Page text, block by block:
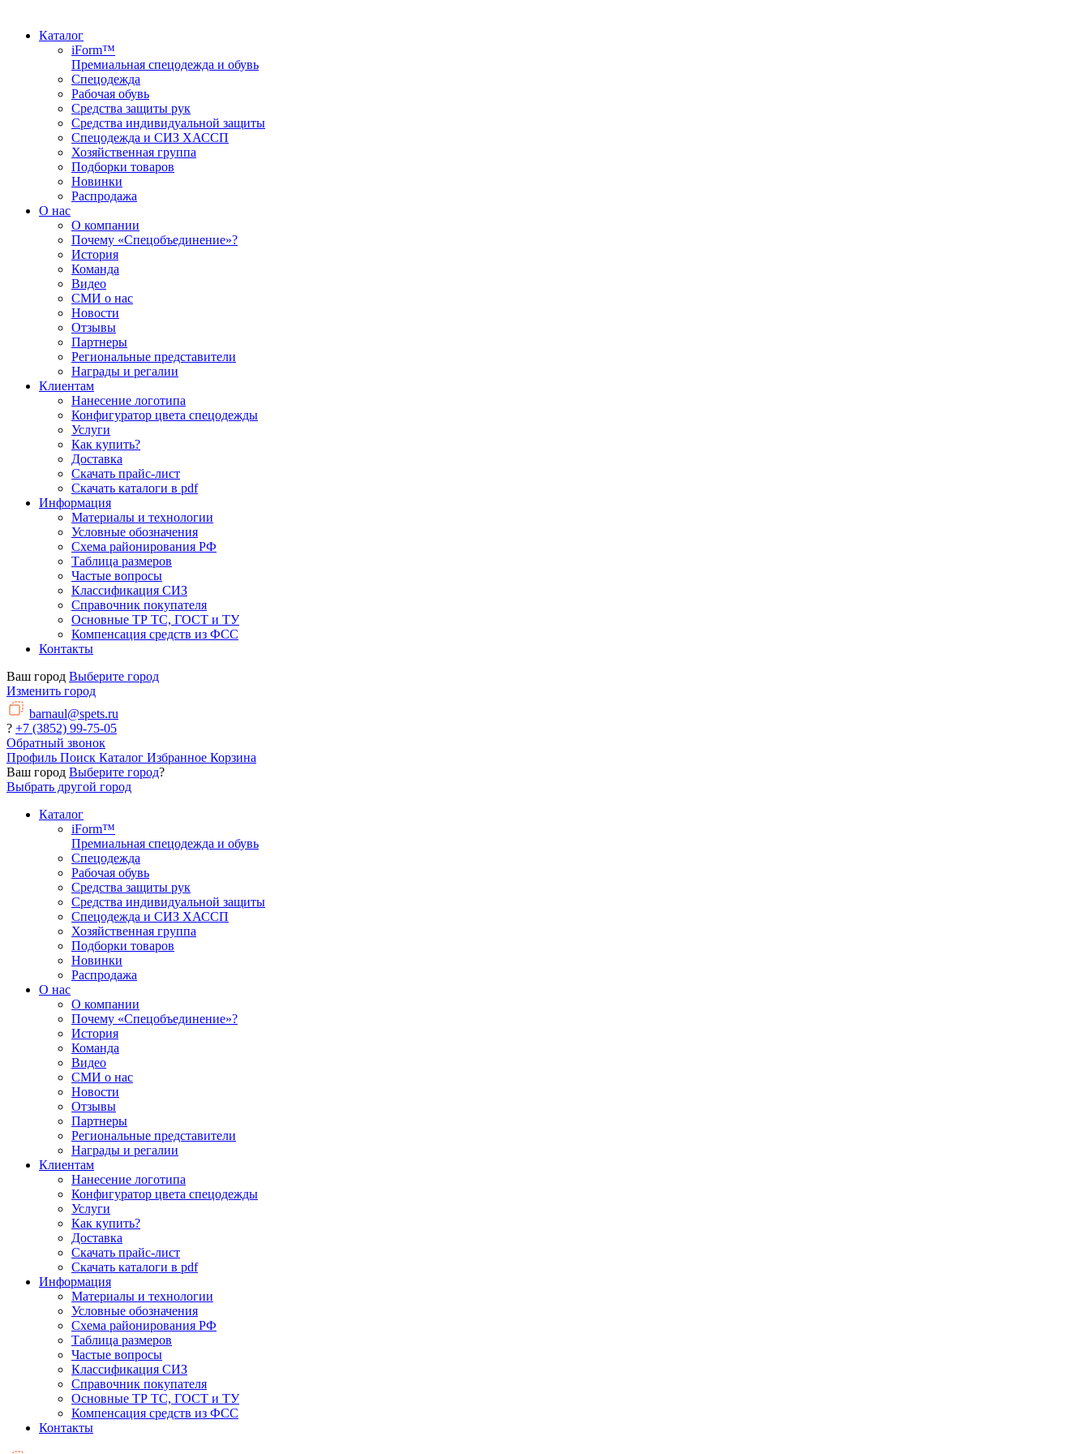
Каталог
iForm™
Премиальная спецодежда и обувь
Спецодежда
Рабочая обувь
Средства защиты рук
Средства индивидуальной защиты
Спецодежда и СИЗ ХАССП
Хозяйственная группа
Подборки товаров
Новинки
Распродажа
О нас
О компании
Почему «Спецобъединение»?
История
Команда
Видео
СМИ о нас
Новости
Отзывы
Партнеры
Региональные представители
Награды и регалии
Клиентам
Нанесение логотипа
Конфигуратор цвета спецодежды
Услуги
Как купить?
Доставка
Скачать прайс-лист
Скачать каталоги в pdf
Информация
Материалы и технологии
Условные обозначения
Схема районирования РФ
Таблица размеров
Частые вопросы
Классификация СИЗ
Справочник покупателя
Основные ТР ТС, ГОСТ и ТУ
Компенсация средств из ФСС
Контакты
Ваш город Выберите город
Изменить город
barnaul@spets.ru
? +7 (3852) 99-75-05
Обратный звонок
Профиль Поиск Каталог Избранное Корзина
Ваш город Выберите город?
Выбрать другой город
Каталог
iForm™
Премиальная спецодежда и обувь
Спецодежда
Рабочая обувь
Средства защиты рук
Средства индивидуальной защиты
Спецодежда и СИЗ ХАССП
Хозяйственная группа
Подборки товаров
Новинки
Распродажа
О нас
О компании
Почему «Спецобъединение»?
История
Команда
Видео
СМИ о нас
Новости
Отзывы
Партнеры
Региональные представители
Награды и регалии
Клиентам
Нанесение логотипа
Конфигуратор цвета спецодежды
Услуги
Как купить?
Доставка
Скачать прайс-лист
Скачать каталоги в pdf
Информация
Материалы и технологии
Условные обозначения
Схема районирования РФ
Таблица размеров
Частые вопросы
Классификация СИЗ
Справочник покупателя
Основные ТР ТС, ГОСТ и ТУ
Компенсация средств из ФСС
Контакты